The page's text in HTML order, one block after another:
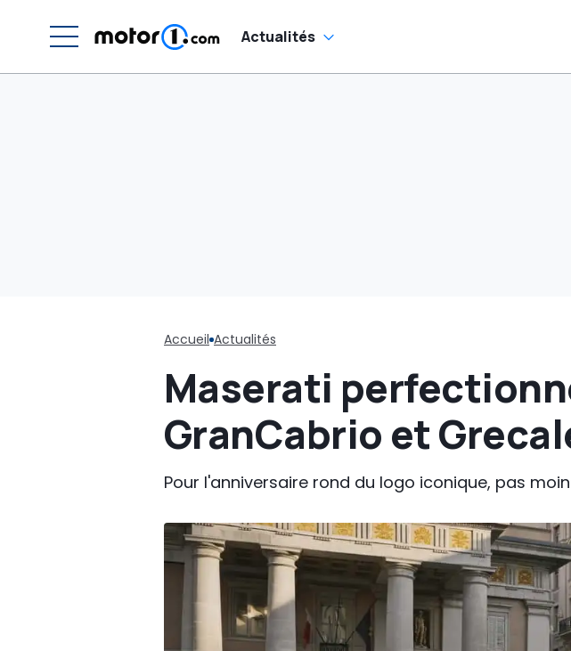
Actualités
Accueil Actualités
Maserati
GranCabrio et
Pour l'anniversaire rond du logo iconique, pas